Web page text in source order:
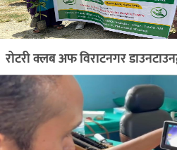
रोटरी क्लब अफ विराटनगर